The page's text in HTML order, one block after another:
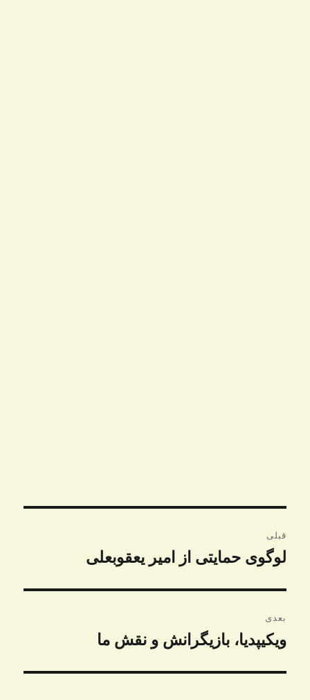
نوشته
قبلی
نوشته
لوگوی حمایتی از امیر یعقوبعلی
بعدی
نوشته
ویکیپدیا، بازیگرانش و نقش ما